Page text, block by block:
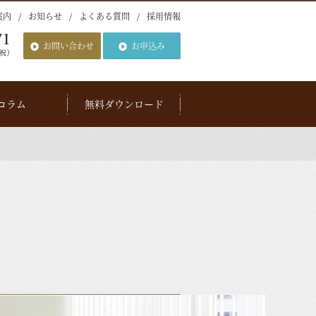
内 お知らせ よくある質問 採用情報
お問い合わせ お申込み
ラム 無料ダウンロード